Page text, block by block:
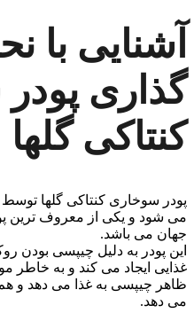
آشنایی با
گذاری
کنتاکی گلها
پودر سوخاری کنتاکی گلها توسط
می شود و یکی از معروف ترین
جهان می باشد.
این پودر به دلیل چیپسی بودن
غذایی ایجاد می کند و به خاطر
ظاهر چیپسی به غذا می دهد و
می دهد.